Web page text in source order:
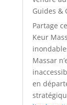
Guides &
Partage
Keur
Massar
en